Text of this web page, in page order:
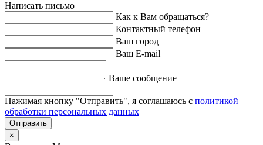
Написать письмо
Как к Вам обращаться?
Контактный телефон
Ваш город
Ваш E-mail
Ваше сообщение
Нажимая кнопку "Отправить", я соглашаюсь с политикой
обработки персональных данных
Отправить
×